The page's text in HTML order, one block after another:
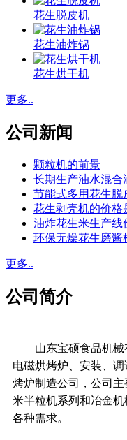
花生脱皮机
花生油炸锅
花生烘干机
更多..
公司新闻
颗粒机的前景
长期生产油水混合
节能式多用花生脱
花生剥壳机的价格
油炸花生米生产线
环保无燥花生磨酱
更多..
公司简介
山东宝硕食品机械
电磁烘烤炉、安装、
烤炉制造公司，公司主
米半粒机系列和冶金
各种需求。